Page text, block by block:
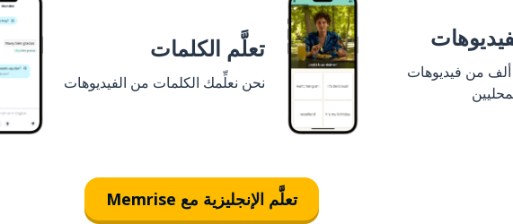
أكثر من 48 ألف من فيديوهات
تعلَّم الكلمات
نحن نعلِّمك الكلمات من الفيديوهات
تعلَّم الإنجليزية مع Memrise